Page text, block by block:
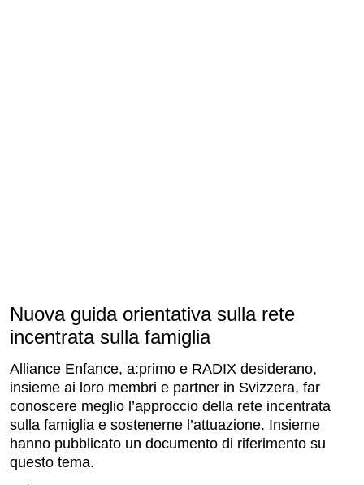
Nuova guida orientativa sulla rete
incentrata sulla famiglia
Alliance Enfance, a:primo e RADIX desiderano,
insieme ai loro membri e partner in Svizzera, far
conoscere meglio l’approccio della rete incentrata
sulla famiglia e sostenerne l’attuazione. Insieme
hanno pubblicato un documento di riferimento su
questo tema.